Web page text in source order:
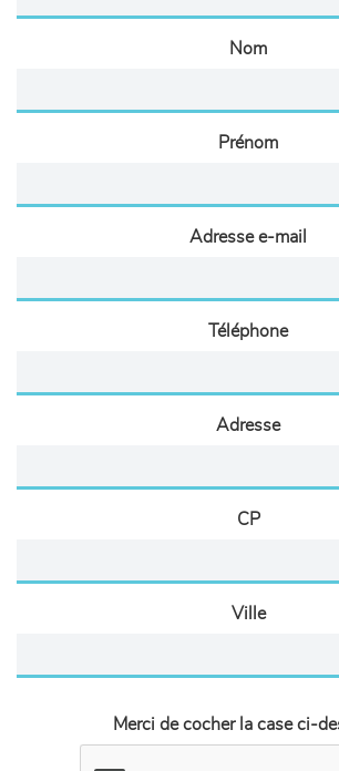
Nom
Prénom
Adresse e-mail
Téléphone
Adresse
CP
Ville
Merci de cocher la case ci-